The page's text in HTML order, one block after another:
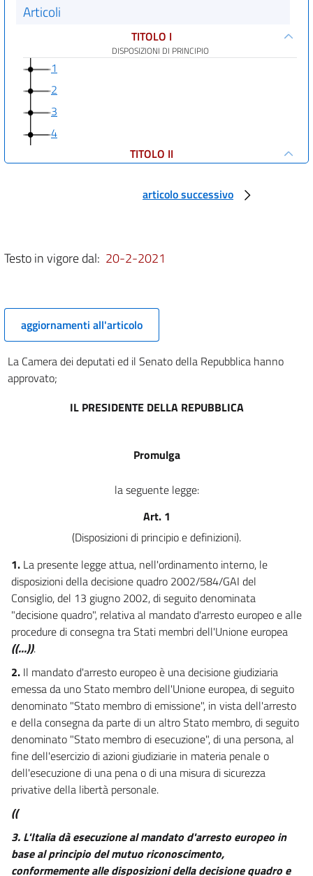
Articoli
TITOLO I
DISPOSIZIONI DI PRINCIPIO
1
2
3
4
TITOLO II
NORME DI RECEPIMENTO INTERNO
PROCEDURA PASSIVA DI
7
9
10
12
19
20
21
22
23
24
25
26
27
27 bis
28
29
articolo successivo
Testo in vigore dal: 20-2-2021
aggiornamenti all'articolo
La Camera dei deputati ed il Senato della Repubblica hanno
approvato;
IL PRESIDENTE DELLA REPUBBLICA
Promulga
la seguente legge:
Art. 1
(Disposizioni di principio e definizioni).
1. La presente legge attua, nell'ordinamento interno, le
disposizioni della decisione quadro 2002/584/GAI del
Consiglio, del 13 giugno 2002, di seguito denominata
"decisione quadro", relativa al mandato d'arresto europeo e alle
procedure di consegna tra Stati membri dell'Unione europea
((...)).
2. Il mandato d'arresto europeo è una decisione giudiziaria
emessa da uno Stato membro dell'Unione europea, di seguito
denominato "Stato membro di emissione", in vista dell'arresto
e della consegna da parte di un altro Stato membro, di seguito
denominato "Stato membro di esecuzione", di una persona, al
fine dell'esercizio di azioni giudiziarie in materia penale o
dell'esecuzione di una pena o di una misura di sicurezza
privative della libertà personale.
((
3. L'Italia dà esecuzione al mandato d'arresto europeo in
base al principio del mutuo riconoscimento,
conformemente alle disposizioni della decisione quadro e